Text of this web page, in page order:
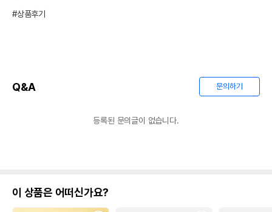
#상품후기
Q&A 문의하기
등록된 문의글이 없습니다.
이 상품은 어떠신가요?